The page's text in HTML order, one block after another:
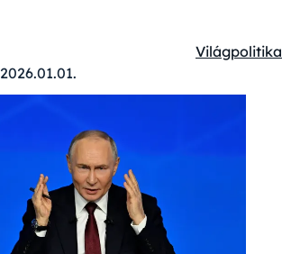
2026.01.01.
Kategóriák:
Világpolitika